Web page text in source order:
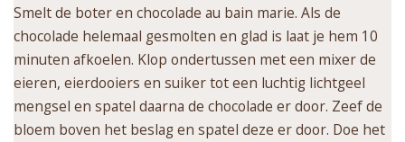
Smelt de boter en chocolade au bain marie. Als de
chocolade helemaal gesmolten en glad is laat je hem 10
minuten afkoelen. Klop ondertussen met een mixer de
eieren, eierdooiers en suiker tot een luchtig lichtgeel
mengsel en spatel daarna de chocolade er door. Zeef de
bloem boven het beslag en spatel deze er door. Doe het